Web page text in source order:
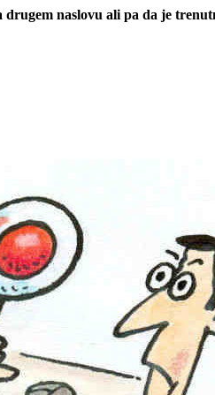
naslovu ali pa da je